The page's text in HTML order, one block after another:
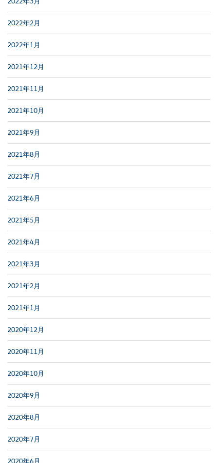
2022年2月
2022年1月
2021年12月
2021年11月
2021年10月
2021年9月
2021年8月
2021年7月
2021年6月
2021年5月
2021年4月
2021年3月
2021年2月
2021年1月
2020年12月
2020年11月
2020年10月
2020年9月
2020年8月
2020年7月
2020年6月